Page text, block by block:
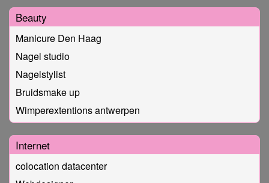
Beauty
Manicure Den Haag
Nagel studio
Nagelstylist
Bruidsmake up
Wimperextentions antwerpen
Internet
colocation datacenter